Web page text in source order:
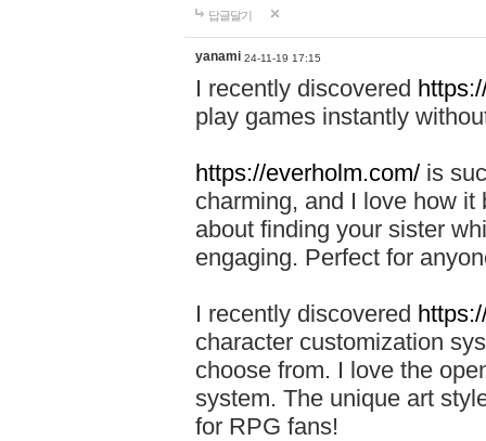
답글달기
yanami 24-11-19 17:15
I recently discovered
play games instantly
https://everholm.com/ is
charming, and I love how
about finding your sister
engaging. Perfect for
I recently discovered
character customization
choose from. I love the
system. The unique art
for RPG fans!